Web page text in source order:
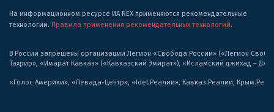
На информационном ресурсе ИА REX применяются рекомендательные
технологии. Правила применения рекомендательных технологий.
В России запрещены организации Легион «Свобода России» («Легион
Тахрир», «Имарат Кавказ» («Кавказский Эмират»), «Исламский джихад –
«Голос Америки», «Левада-Центр», «Idel.Реалии», Кавказ.Реалии,